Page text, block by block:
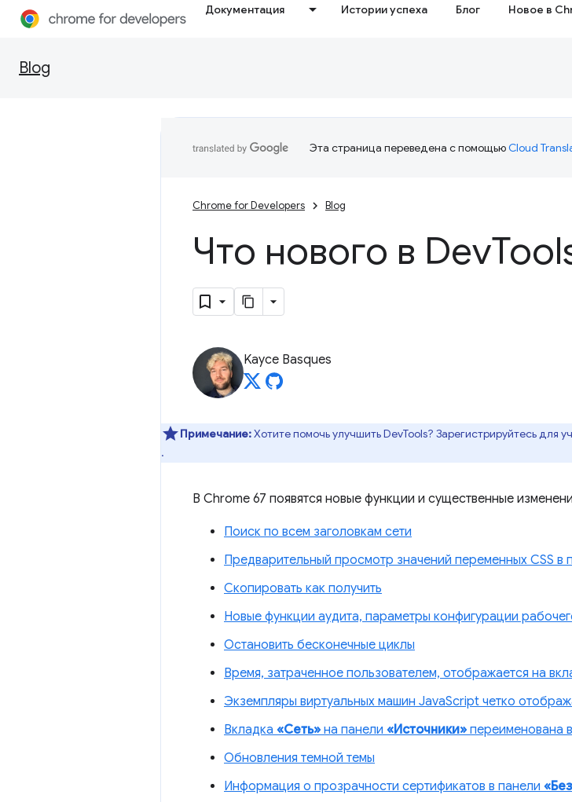
Документация Истории успеха Блог Новое в
Blog
Эта страница переведена с помощьюCloud
Chrome for Developers Blog
Что нового в Dev
Kayce Basques
Примечание:Хотите помочь улучшить DevTools? Зарегистрируйтесь для
.
В Chrome 67 появятся новые функции и существенные
Поиск по всем заголовкам сети
Предварительный просмотр значений переменных CSS в
Скопировать как получить
Новые функции аудита, параметры конфигурации
Остановить бесконечные циклы
Время, затраченное пользователем, отображается на
Экземпляры виртуальных машин JavaScript четко
Вкладка «Сеть» на панели «Источники» переименована
Обновления темной темы
Информация о прозрачности сертификатов в панели